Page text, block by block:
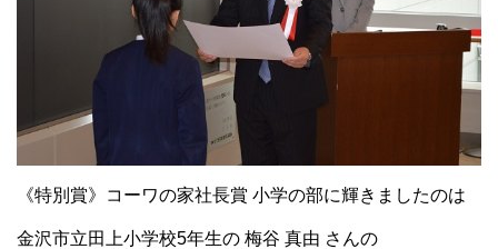
《特別賞》コーワの家社長賞 小学の部に輝きましたのは
金沢市立田上小学校5年生の 梅谷 真由 さんの